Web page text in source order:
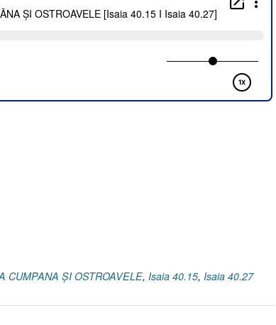
CUMPANA ȘI OSTROAVELE, Isaia 40.15, Isaia 40.27